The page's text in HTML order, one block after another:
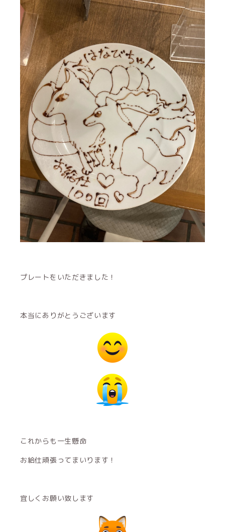
プレートをいただきました！
本当にありがとうございます
これからも一生懸命
お給仕頑張ってまいります！
宜しくお願い致します